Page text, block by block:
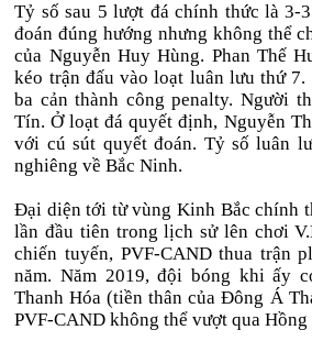
Tỷ số sau 5 lượt đá chính thức là 3-
đoán đúng hướng nhưng không thể
của Nguyễn Huy Hùng. Phan Thế
kéo trận đấu vào loạt luân lưu thứ
ba cản thành công penalty. Người
Tín. Ở loạt đá quyết định, Nguyễn
với cú sút quyết đoán. Tỷ số luân
nghiêng về Bắc Ninh.
Đại diện tới từ vùng Kinh Bắc chính
lần đầu tiên trong lịch sử lên chơi
chiến tuyến, PVF-CAND thua trận
năm. Năm 2019, đội bóng khi ấy
Thanh Hóa (tiền thân của Đông Á
PVF-CAND không thể vượt qua